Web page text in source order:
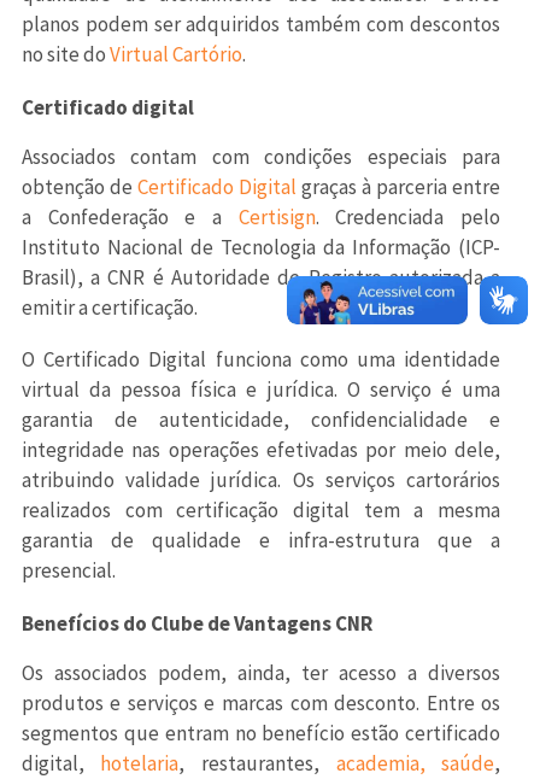
planos podem ser adquiridos também com descontos
no site doVirtual Cartório.
Certificado digital
Associados contam com condições especiais para
obtenção de Certificado Digital graças à parceria entre
a Confederação e a Certisign. Credenciada pelo
Instituto Nacional de Tecnologia da Informação (ICP-
Brasil), a CNR é Autoridade de Registro autorizada a
emitir a certificação.
O Certificado Digital funciona como uma identidade
virtual da pessoa física e jurídica. O serviço é uma
garantia de autenticidade, confidencialidade e
integridade nas operações efetivadas por meio dele,
atribuindo validade jurídica. Os serviços cartorários
realizados com certificação digital tem a mesma
garantia de qualidade e infra-estrutura que a
presencial.
Benefícios do Clube de Vantagens CNR
Os associados podem, ainda, ter acesso a diversos
produtos e serviços e marcas com desconto. Entre os
segmentos que entram no benefício estão certificado
digital,
hotelaria, restaurantes, academia, saúde,